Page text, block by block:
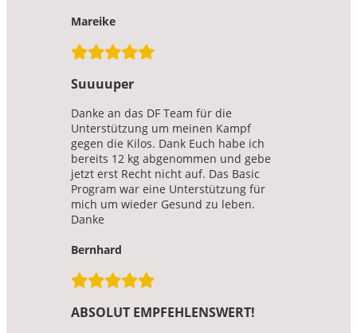
Mareike
Suuuuper
Danke an das DF Team für die
Unterstützung um meinen Kampf
gegen die Kilos. Dank Euch habe ich
bereits 12 kg abgenommen und gebe
jetzt erst Recht nicht auf. Das Basic
Program war eine Unterstützung für
mich um wieder Gesund zu leben.
Danke
Bernhard
ABSOLUT EMPFEHLENSWERT!